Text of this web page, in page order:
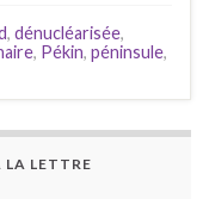
, dénucléarisée,
, Pékin, péninsule,
LETTRE